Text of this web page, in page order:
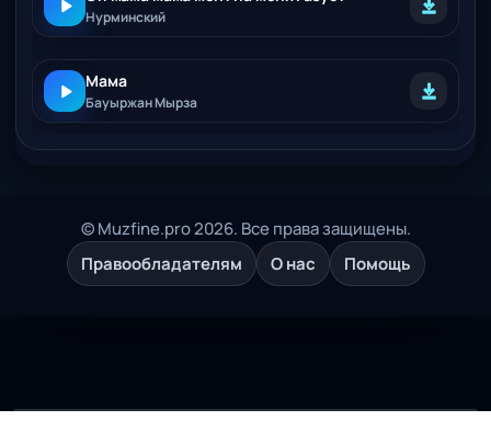
Нурминский
Мама
Бауыржан Мырза
© Muzfine.pro 2026. Все права защищены.
Правообладателям
О нас Помощь